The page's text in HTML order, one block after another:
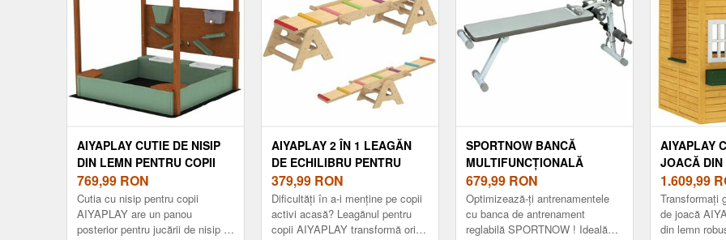
AIYAPLAY CUTIE DE NISIP
DIN LEMN PENTRU COPII
CU ACOPERIŞ CUTIE
PENTRU COPII CU 2
SCAUNE 2 CUTII ROBINET
PÂLNIE 116X112, 5X128 CM
769,99 RON
Cutia cu nisip pentru copii
AIYAPLAY are un panou
posterior pentru jucării de nisip și
AIYAPLAY 2 ÎN 1 LEAGĂN
DE ECHILIBRU PENTRU
COPII, BÂRNĂ DIN LEMN,
LEAGĂN 133 X 38 X 24 CM |
AOSOM ROMANIA
379,99 RON
Dificultăți în a-i menține pe copii
activi acasă? Leagănul pentru
copii AIYAPLAY transformă orice
SPORTNOW BANCĂ
MULTIFUNCȚIONALĂ
PENTRU ANTRENAMENT,
BANCĂ PLATĂ REGLABILĂ
CU ȘEZUT PE 3 NIVELE, 141
X 52 X 54-71 CM, ALBASTRU
679,99 RON
Optimizează-ți antrenamentele
cu banca de antrenament
reglabilă SPORTNOW ! Ideală
AIYAPLAY
JOACĂ DIN
EXTERIOR
FERESTRE
PENTRU
5 X 97 X
1.609,99
Transformați
de joacă
din lemn